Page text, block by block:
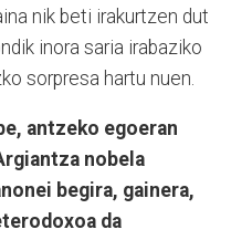
nik beti irakurtzen dut
inora saria irabaziko
sorpresa hartu nuen.
antzeko egoeran
nobela
begira, gainera,
da